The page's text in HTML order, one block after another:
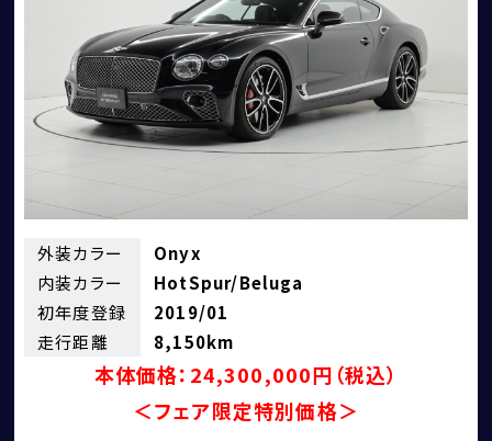
お問い合わせ
外装カラー
Onyx
内装カラー
HotSpur/Beluga
初年度登録
2019/01
走行距離
8,150km
本体価格：24,300,000円（税込）
＜フェア限定特別価格＞